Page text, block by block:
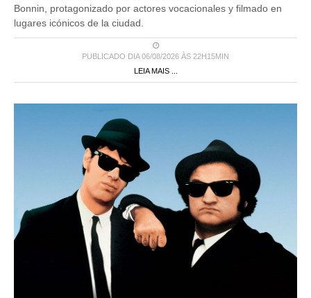
Bonnin, protagonizado por actores vocacionales y filmado en
lugares icónicos de la ciudad.
PUBLICADO DIA 06/08/2026 ÀS 22H15MIN
LEIA MAIS ...